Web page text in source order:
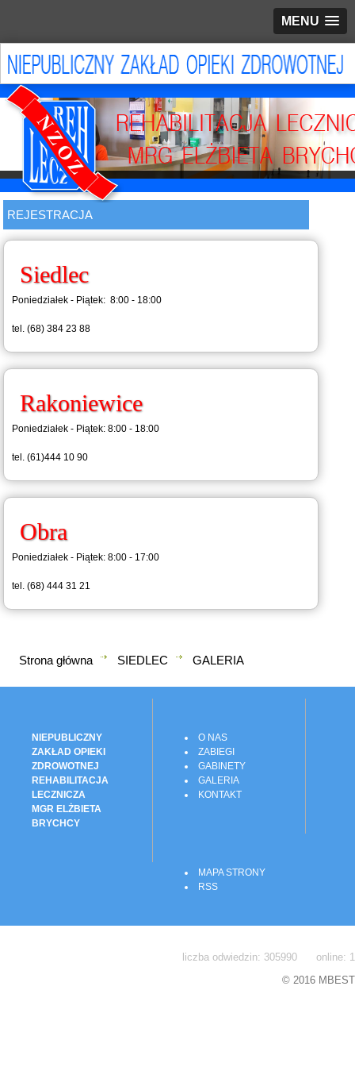
MENU
REJESTRACJA
Siedlec
Poniedziałek - Piątek: 8:00 - 18:00
tel. (68) 384 23 88
Rakoniewice
Poniedziałek - Piątek: 8:00 - 18:00
tel. (61)444 10 90
Obra
Poniedziałek - Piątek: 8:00 - 17:00
tel. (68) 444 31 21
Strona główna SIEDLEC GALERIA
NIEPUBLICZNY
ZAKŁAD OPIEKI
ZDROWOTNEJ
REHABILITACJA
LECZNICZA
MGR ELŻBIETA
BRYCHCY
O NAS
ZABIEGI
GABINETY
GALERIA
KONTAKT
MAPA STRONY
RSS
liczba odwiedzin: 305990 online: 1
© 2016 MBEST